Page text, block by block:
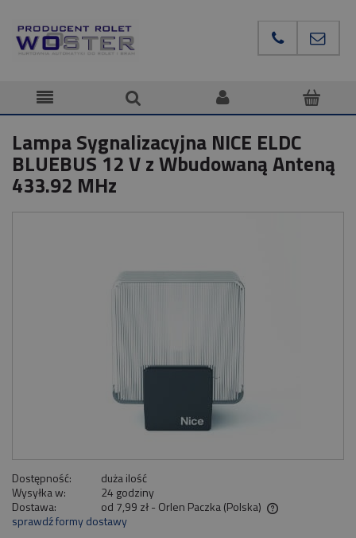
Lampa Sygnalizacyjna NICE ELDC
BLUEBUS 12 V z Wbudowaną Anteną
433.92 MHz
Dostępność:
duża ilość
Wysyłka w:
24 godziny
Dostawa:
od 7,99 zł - Orlen Paczka (Polska)
Cena nie zawiera ewentualnych kosztów płatności
sprawdź formy dostawy